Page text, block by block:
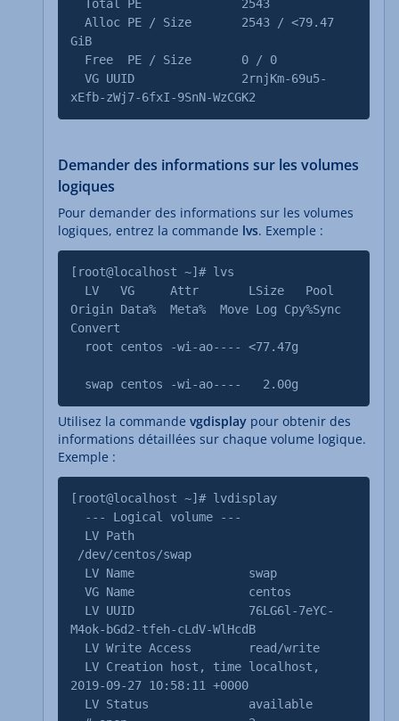
Total PE 2543
Alloc PE / Size 2543 / <79.47
GiB
Free PE / Size 0 / 0
VG UUID 2rnjKm-69u5-
xEfb-zWj7-6fxI-9SnN-WzCGK2
Demander des informations sur les volumes
logiques
Pour demander des informations sur les volumes
logiques, entrez la commande lvs. Exemple :
[root@localhost ~]# lvs
LV VG Attr LSize Pool
Origin Data% Meta% Move Log Cpy%Sync
Convert
root centos -wi-ao---- <77.47g
swap centos -wi-ao---- 2.00g
Utilisez la commande vgdisplay pour obtenir des
informations détaillées sur chaque volume logique.
Exemple :
[root@localhost ~]# lvdisplay
--- Logical volume ---
LV Path
/dev/centos/swap
LV Name swap
VG Name centos
LV UUID 76LG6l-7eYC-
M4ok-bGd2-tfeh-cLdV-WlHcdB
LV Write Access read/write
LV Creation host, time localhost,
2019-09-27 10:58:11 +0000
LV Status available